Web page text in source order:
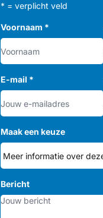
* = verplicht veld
Voornaam *
E-mail *
Maak een keuze
Bericht